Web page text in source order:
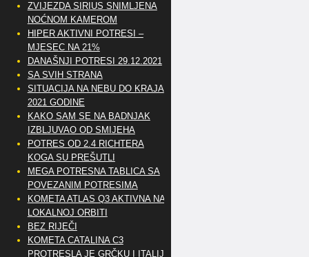
ZVIJEZDA SIRIUS SNIMLJENA
NOĆNOM KAMEROM
HIPER AKTIVNI POTRESI –
MJESEC NA 21%
DANAŠNJI POTRESI 29.12.2021
SA SVIH STRANA
SITUACIJA NA NEBU DO KRAJA
2021 GODINE
KAKO SAM SE NA BADNJAK
IZBLJUVAO OD SMIJEHA
POTRES OD 2.4 RICHTERA
KOGA SU PREŠUTLI
MEGA POTRESNA TABLICA SA
POVEZANIM POTRESIMA
KOMETA ATLAS Q3 AKTIVNA NA
LOKALNOJ ORBITI
BEZ RIJEČI
KOMETA CATALINA C3
PROTRESLA JE GRČKU I ITALIJU